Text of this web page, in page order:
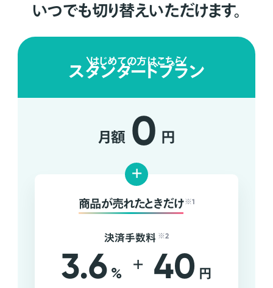
いつでも切り替えいただけます。
はじめての方はこちら
スタンダードプラン
月額 0 円
+
商品が売れたときだけ ※1
決済手数料 ※2
3.6 % + 40 円